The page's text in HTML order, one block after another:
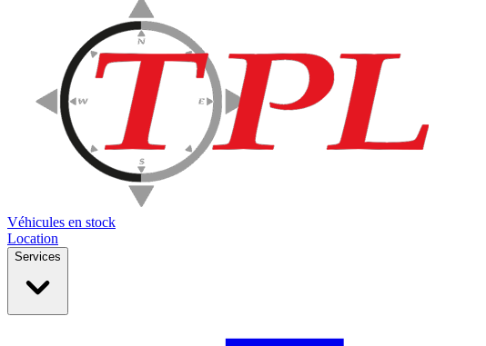
Véhicules en stock
Location
Services